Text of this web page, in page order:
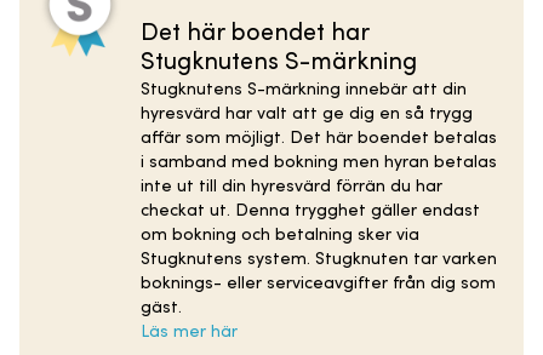
Det här boendet har
Stugknutens S-märkning
Stugknutens S-märkning innebär att din
hyresvärd har valt att ge dig en så trygg
affär som möjligt. Det här boendet betalas
i samband med bokning men hyran betalas
inte ut till din hyresvärd förrän du har
checkat ut. Denna trygghet gäller endast
om bokning och betalning sker via
Stugknutens system. Stugknuten tar varken
boknings- eller serviceavgifter från dig som
gäst.
Läs mer här